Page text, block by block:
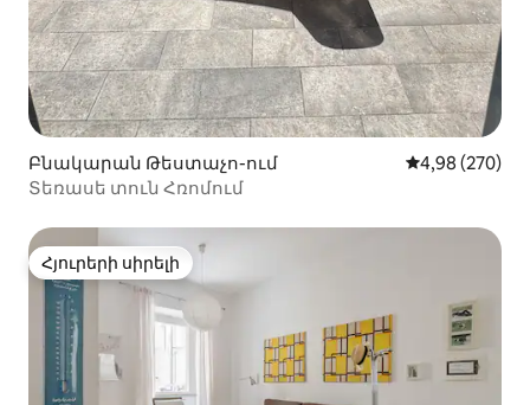
Բնակարան Թեստաչո-ում Միջին
4,98 (270)
Տեռասե տուն Հռոմում
Հյուրերի սիրելի
Հյուրերի սիրելի